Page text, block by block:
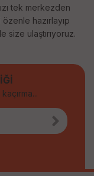
tek merkezden
özenle hazırlayıp
size ulaştırıyoruz.